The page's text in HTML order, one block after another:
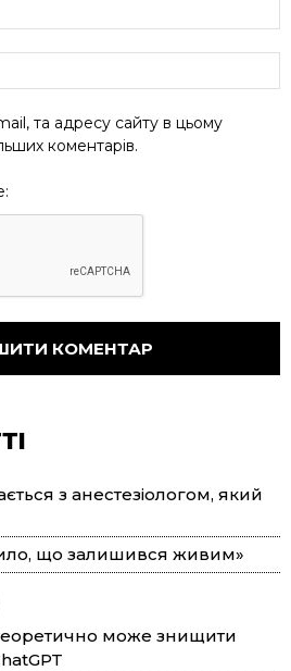
та адресу сайту в цьому
коментарів.
з анестезіологом, який
що залишився живим»
теоретично може знищити